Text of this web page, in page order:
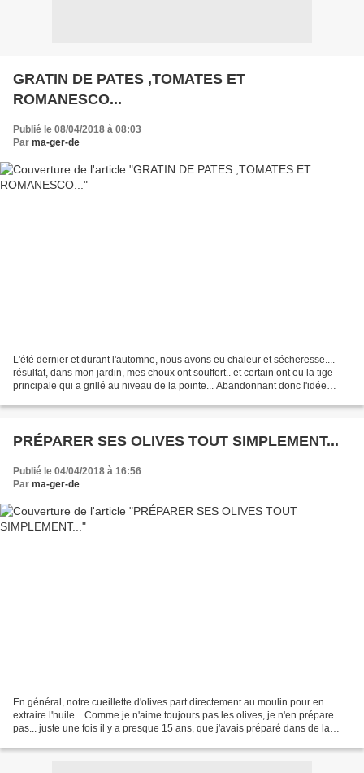
GRATIN DE PATES ,TOMATES ET
ROMANESCO...
Publié le 08/04/2018 à 08:03
Par ma-ger-de
L'été dernier et durant l'automne, nous avons eu chaleur et sécheresse....
résultat, dans mon jardin, mes choux ont souffert.. et certain ont eu la tige
principale qui a grillé au niveau de la pointe... Abandonnant donc l'idée
PRÉPARER SES OLIVES TOUT SIMPLEMENT...
Publié le 04/04/2018 à 16:56
Par ma-ger-de
En général, notre cueillette d'olives part directement au moulin pour en
extraire l'huile... Comme je n'aime toujours pas les olives, je n'en prépare
pas... juste une fois il y a presque 15 ans, que j'avais préparé dans de la